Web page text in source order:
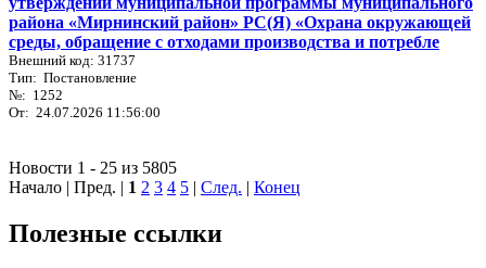
района «Мирнинский район» РС(Я) «Охрана окружающей
среды, обращение с отходами производства и потребле
Внешний код: 31737
Тип: Постановление
№: 1252
От: 24.07.2026 11:56:00
Новости 1 - 25 из 5805
Начало | Пред. | 1 2 3 4 5 | След. | Конец
Полезные ссылки